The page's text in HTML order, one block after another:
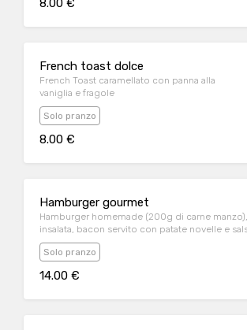
8.00 €
French toast dolce
French Toast caramellato con panna alla
vaniglia e fragole
Solo pranzo
8.00 €
Hamburger gourmet
Hamburger homemade (200g di carne
insalata, bacon servito con patate novelle e
Allergeni: glutine. soia, frutta guscio, latte
Solo pranzo
14.00 €